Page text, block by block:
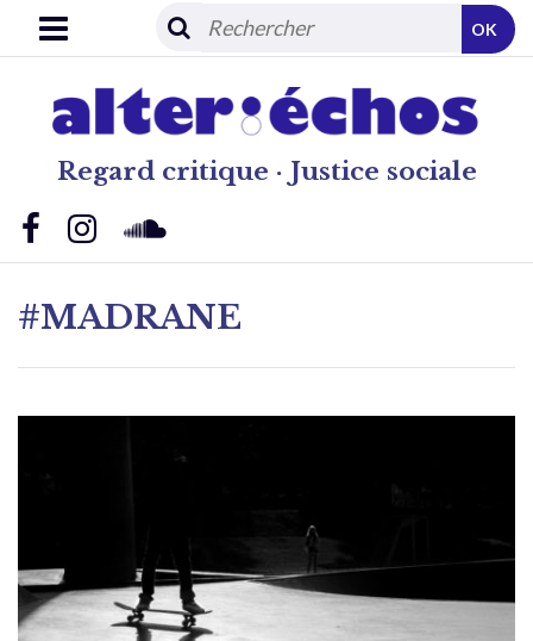
Regard critique · Justice sociale
OK
#MADRANE